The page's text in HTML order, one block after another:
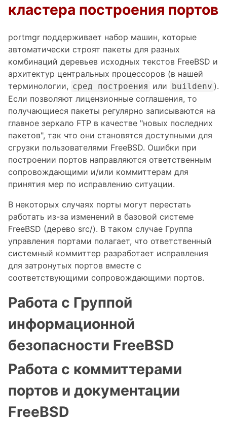
кластера построения портов
portmgr поддерживает набор машин, которые
автоматически строят пакеты для разных
комбинаций деревьев исходных текстов FreeBSD и
архитектур центральных процессоров (в нашей
терминологии, сред построения или buildenv ).
Если позволяют лицензионные соглашения, то
получающиеся пакеты регулярно записываются на
главное зеркало FTP в качестве "новых последних
пакетов", так что они становятся доступными для
сгрузки пользователями FreeBSD. Ошибки при
построении портов направляются ответственным
сопровождающими и/или коммиттерам для
принятия мер по исправлению ситуации.
В некоторых случаях порты могут перестать
работать из-за изменений в базовой системе
FreeBSD (дерево src/). В таком случае Группа
управления портами полагает, что ответственный
системный коммиттер разработает исправления
для затронутых портов вместе с
соответствующими сопровождающими портов.
Работа с Группой
информационной
безопасности FreeBSD
Работа с коммиттерами
портов и документации
FreeBSD